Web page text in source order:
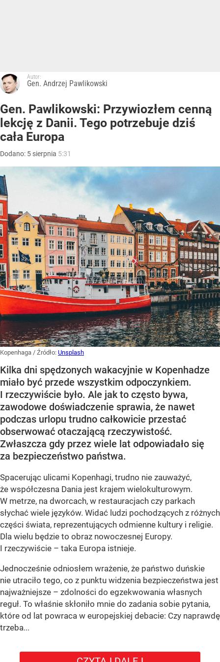
Autor:
Gen. Andrzej Pawlikowski
Gen. Pawlikowski: Przywiozłem cenną
lekcję z Danii. Tego potrzebuje dziś
cała Europa
Dodano: 5 sierpnia 5:31
Kopenhaga / Źródło: Unsplash
Kilka dni spędzonych wakacyjnie w Kopenhadze
miało być przede wszystkim odpoczynkiem.
I rzeczywiście było. Ale jak to często bywa,
zawodowe doświadczenie sprawia, że nawet
podczas urlopu trudno całkowicie przestać
obserwować otaczającą rzeczywistość.
Zwłaszcza gdy przez wiele lat odpowiadało się
za bezpieczeństwo państwa.
Spacerując ulicami Kopenhagi, trudno nie zauważyć,
że współczesna Dania jest krajem wielokulturowym.
W metrze, na dworcach, w restauracjach czy parkach
słychać wiele języków. Widać ludzi pochodzących z różnych
części świata, reprezentujących odmienne kultury i religie.
Dla wielu będzie to obraz nowoczesnej Europy.
I rzeczywiście – taka Europa istnieje.
Jednocześnie odniosłem wrażenie, że państwo duńskie
nie utraciło tego, co z punktu widzenia bezpieczeństwa jest
najważniejsze – zdolności do egzekwowania własnych
reguł. To właśnie skłoniło mnie do zadania sobie pytania,
które od lat powraca w europejskiej debacie: Czy naprawdę
trzeba...